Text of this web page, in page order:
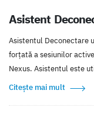
Asistent
Asistentul Deconectare
forțată a sesiunilor
Nexus. Asistentul este
Citește mai mult